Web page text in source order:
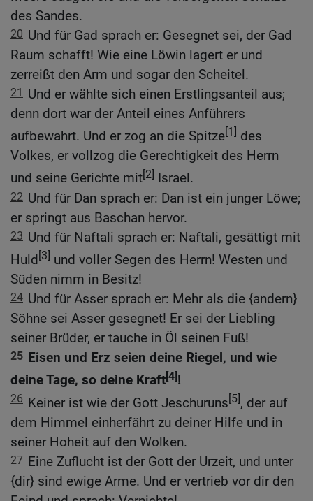
des Sandes.
20 Und für Gad sprach er: Gesegnet sei, der Gad
Raum schafft! Wie eine Löwin lagert er und
zerreißt den Arm und sogar den Scheitel.
21 Und er wählte sich einen Erstlingsanteil aus;
denn dort war der Anteil eines Anführers
aufbewahrt. Und er zog an die Spitze[1] des
Volkes, er vollzog die Gerechtigkeit des Herrn
und seine Gerichte mit[2] Israel.
22 Und für Dan sprach er: Dan ist ein junger Löwe;
er springt aus Baschan hervor.
23 Und für Naftali sprach er: Naftali, gesättigt mit
Huld[3] und voller Segen des Herrn! Westen und
Süden nimm in Besitz!
24 Und für Asser sprach er: Mehr als die {andern}
Söhne sei Asser gesegnet! Er sei der Liebling
seiner Brüder, er tauche in Öl seinen Fuß!
25 Eisen und Erz seien deine Riegel, und wie
deine Tage, so deine Kraft[4]!
26 Keiner ist wie der Gott Jeschuruns[5], der auf
dem Himmel einherfährt zu deiner Hilfe und in
seiner Hoheit auf den Wolken.
27 Eine Zuflucht ist der Gott der Urzeit, und unter
{dir} sind ewige Arme. Und er vertrieb vor dir den